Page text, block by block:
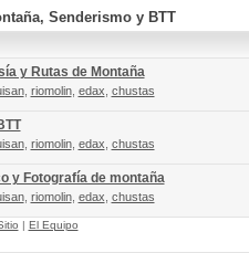
Senderismo y BTT
y Rutas de Montaña
, riomolin, edax chustas
, riomolin, edax chustas
y Fotografía de montaña
, riomolin, edax chustas
| El Equipo